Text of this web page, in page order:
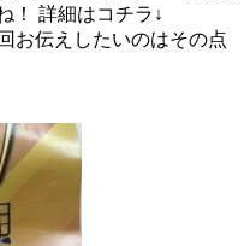
！ 詳細はコチラ↓
お伝えしたいのはその点